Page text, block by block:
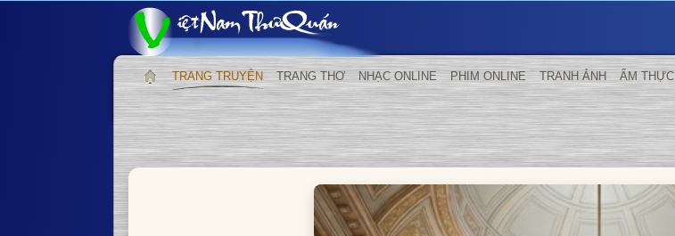
TRANG TRUYỆN TRANG THƠ NHẠC ONLINE PHIM ONLINE TRANH ẢNH ẨM THỰC